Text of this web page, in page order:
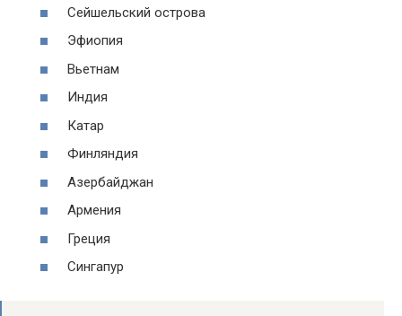
Сейшельский острова
Эфиопия
Вьетнам
Индия
Катар
Финляндия
Азербайджан
Армения
Греция
Сингапур